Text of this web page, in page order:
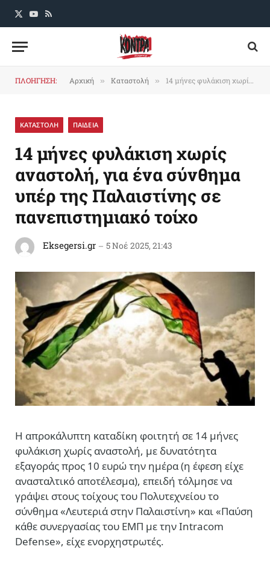
X
YouTube
RSS
ΠΛΟΗΓΗΣΗ: Αρχική » Καταστολή » 14 μήνες φυλάκιση χωρίς αναστολή, για ένα σύνθημα υπέρ της Παλαιστίνης σε πανεπιστημιακό τοίχο
ΚΑΤΑΣΤΟΛΗ ΠΑΙΔΕΙΑ
14 μήνες φυλάκιση χωρίς
αναστολή, για ένα σύνθημα
υπέρ της Παλαιστίνης σε
πανεπιστημιακό τοίχο
Eksegersi.gr 5 Νοέ 2025, 21:43
Η απροκάλυπτη καταδίκη φοιτητή σε 14 μήνες
φυλάκιση χωρίς αναστολή, με δυνατότητα
εξαγοράς προς 10 ευρώ την ημέρα (η έφεση είχε
ανασταλτικό αποτέλεσμα), επειδή τόλμησε να
γράψει στους τοίχους του Πολυτεχνείου το
σύνθημα «Λευτεριά στην Παλαιστίνη» και «Παύση
κάθε συνεργασίας του ΕΜΠ με την Intracom
Defense», είχε ενορχηστρωτές.